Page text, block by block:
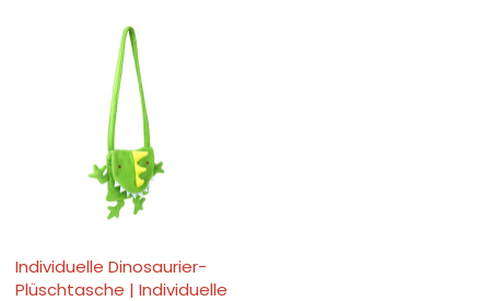
Individuelle Dinosaurier-
Plüschtasche | Individuelle